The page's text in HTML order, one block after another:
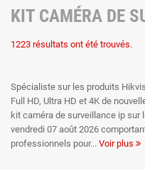
KIT CAMÉRA DE
1223 résultats ont été trouvés.
Spécialiste sur les produits
Full HD, Ultra HD et 4K de
kit caméra de surveillance ip sur
vendredi 07 août 2026
professionnels pour
Voir plus